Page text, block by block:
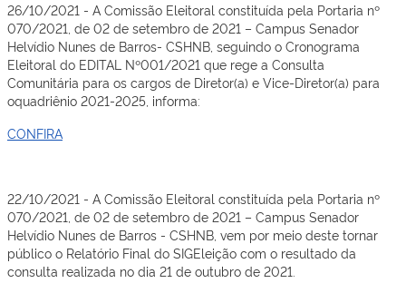
26/10/2021 - A Comissão Eleitoral constituída pela Portaria nº
070/2021, de 02 de setembro de 2021 – Campus Senador
Helvídio Nunes de Barros- CSHNB, seguindo o Cronograma
Eleitoral do EDITAL Nº001/2021 que rege a Consulta
Comunitária para os cargos de Diretor(a) e Vice-Diretor(a) para
oquadriênio 2021-2025, informa:
CONFIRA
22/10/2021 - A Comissão Eleitoral constituída pela Portaria nº
070/2021, de 02 de setembro de 2021 – Campus Senador
Helvídio Nunes de Barros - CSHNB, vem por meio deste tornar
público o Relatório Final do SIGEleição com o resultado da
consulta realizada no dia 21 de outubro de 2021.